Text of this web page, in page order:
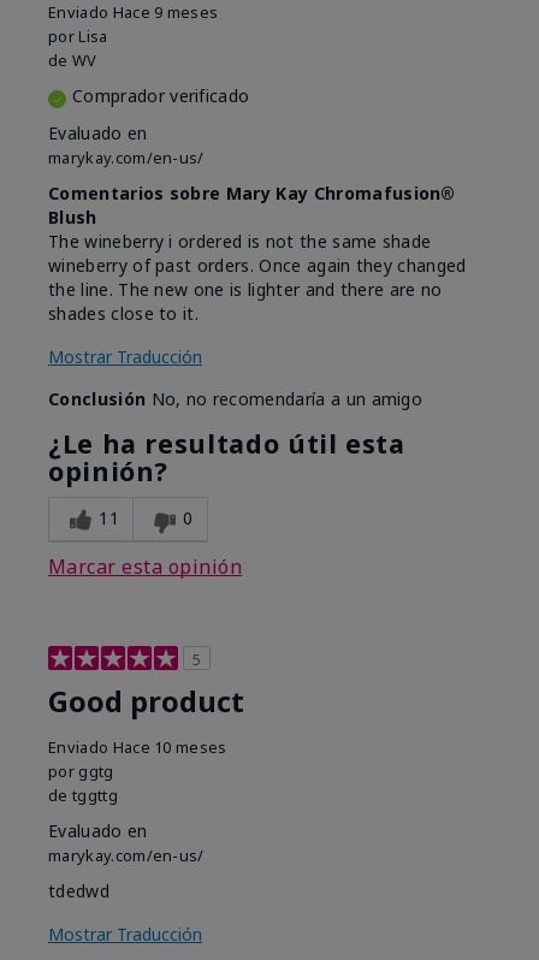
Enviado Hace 9 meses
por Lisa
de WV
Comprador verificado
Evaluado en
marykay.com/en-us/
Comentarios sobre Mary Kay Chromafusion®
Blush
The wineberry i ordered is not the same shade
wineberry of past orders. Once again they changed
the line. The new one is lighter and there are no
shades close to it.
Mostrar Traducción
Conclusión No, no recomendaría a un amigo
¿Le ha resultado útil esta
opinión?
11 0
Marcar esta opinión
5
Good product
Enviado Hace 10 meses
por ggtg
de tggttg
Evaluado en
marykay.com/en-us/
tdedwd
Mostrar Traducción